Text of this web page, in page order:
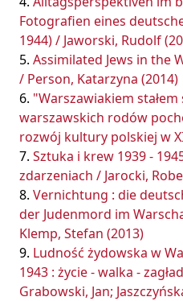
Fotografien eines
1944) / Jaworski, Rudolf
Assimilated Jews in the
/ Person, Katarzyna (2014)
"Warszawiakiem
warszawskich rodów
rozwój kultury polskiej w
Sztuka i krew 1939 -
zdarzeniach / Jarocki,
Vernichtung : die
der Judenmord im
Klemp, Stefan (2013)
Ludność żydowska w
1943 : życie - walka -
Grabowski, Jan;